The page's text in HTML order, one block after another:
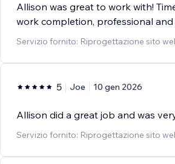
Allison was great to work with!
work completion, professional
Servizio fornito: Riprogettazione sito
5 Joe 10 gen 2026
Allison did a great job and was
Servizio fornito: Riprogettazione sito